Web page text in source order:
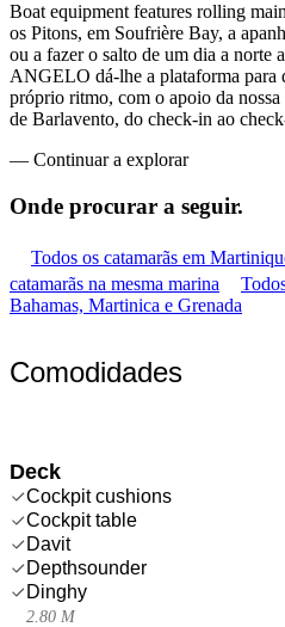
Boat equipment features rolling
os Pitons, em Soufrière Bay, a
ou a fazer o salto de um dia a norte
ANGELO dá-lhe a plataforma para
próprio ritmo, com o apoio da
de Barlavento, do check-in ao
— Continuar a explorar
Onde procurar a seguir.
Todos os catamarãs em
catamarãs na mesma marina
Bahamas, Martinica e Grenada
Comodidades
Deck
Cockpit cushions
Cockpit table
Davit
Depthsounder
Dinghy
2.80 M